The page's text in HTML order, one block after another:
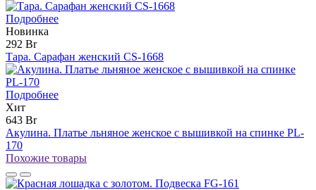
Подробнее
Новинка
292 Br
Тара. Сарафан женский CS-1668
Подробнее
Хит
643 Br
Акулина. Платье льняное женское с вышивкой на спинке PL-
170
Похожие товары